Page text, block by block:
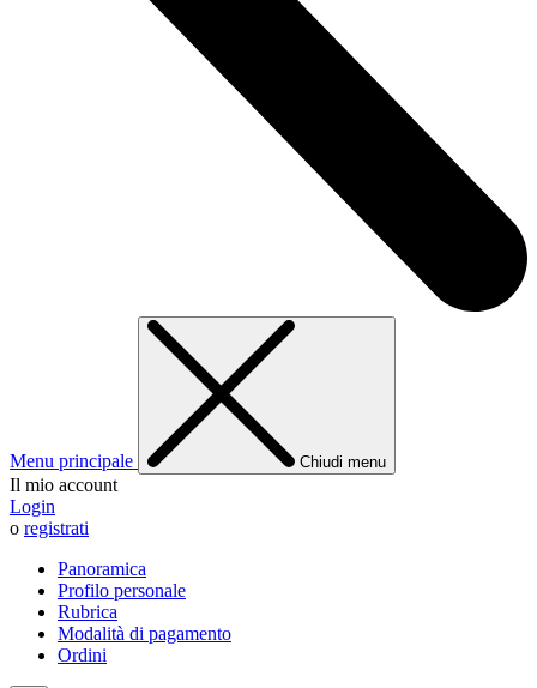
Menu principale Chiudi menu
Il mio account
Login
o registrati
Panoramica
Profilo personale
Rubrica
Modalità di pagamento
Ordini